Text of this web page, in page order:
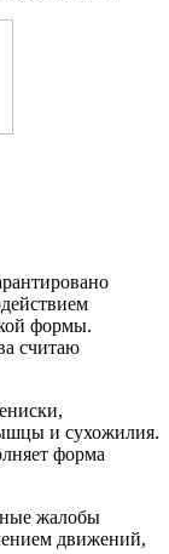
формы.
считаю
и сухожилия.
форма
жалобы
движений,